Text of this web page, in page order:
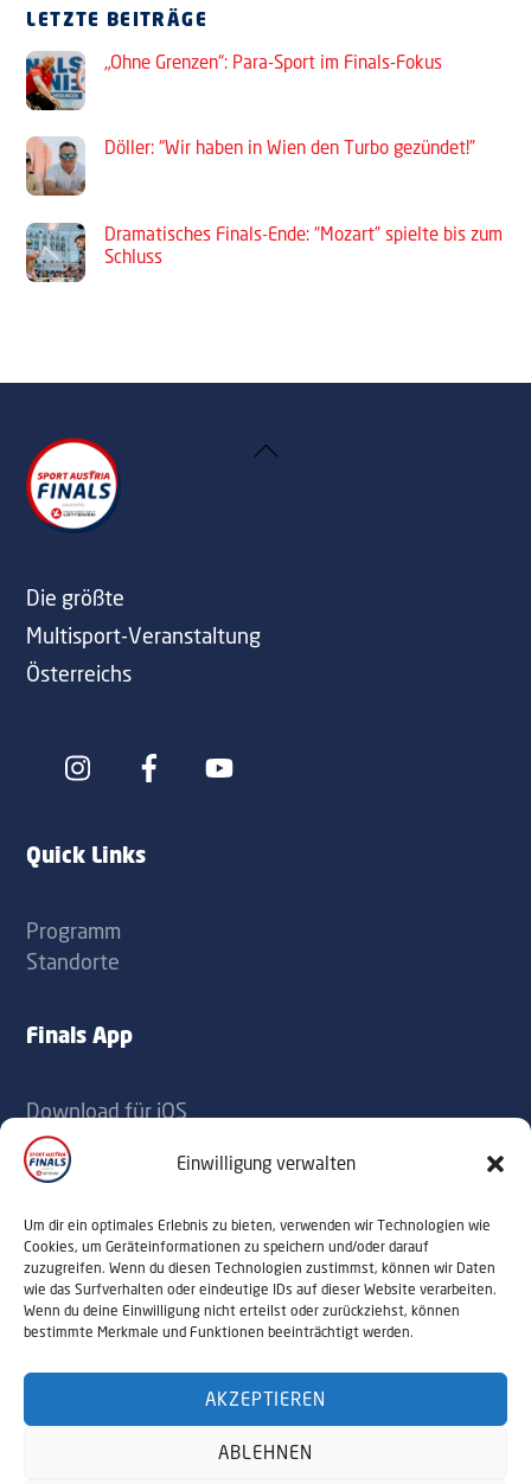
Einwilligung verwalten
Um dir ein optimales Erlebnis zu bieten, verwenden wir Technologien wie
Cookies, um Geräteinformationen zu speichern und/oder darauf
zuzugreifen. Wenn du diesen Technologien zustimmst, können wir Daten
wie das Surfverhalten oder eindeutige IDs auf dieser Website verarbeiten.
Wenn du deine Einwilligung nicht erteilst oder zurückziehst, können
bestimmte Merkmale und Funktionen beeinträchtigt werden.
AKZEPTIEREN
ABLEHNEN
LETZTE BEITRÄGE
„Ohne Grenzen“: Para-Sport im Finals-Fokus
Döller: “Wir haben in Wien den Turbo gezündet!”
Dramatisches Finals-Ende: “Mozart” spielte bis zum
Schluss
Back
Die größte
Multisport-Veranstaltung
Österreichs
Icon
Icon
Quick Links
Programm
Standorte
Finals App
Download für iOS
Download für Android
Kontakt
office@sportaustriafinals.at
+43 1 504 44 55
© 2026 Sport Austria Finals. Alle Rechte
vorbehalten. Webdesign by